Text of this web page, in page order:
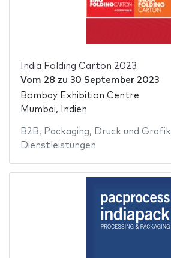
India Folding Carton 2023
Vom 28 zu 30 September 2023
Bombay Exhibition Centre
Mumbai, Indien
B2B, Packaging, Druck und Grafik
Dienstleistungen